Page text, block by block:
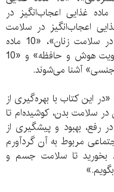
اعجاب‌انگیز در درمان بی‌خوابی»، «10 ماده غذایی اعجاب‌انگیز در
پوست»، «10 ماده غذایی اعجاب‌انگیز در سلامت
مردان»، «10 ماده غذایی اعجاب‌انگیز در سلامت زنان»، «10 ماده
غذایی اعجاب‌انگیز در سلامت مغز - تقویت هوش و حافظه» و «10
جنسی» آشنا می‌شوند.
این کتاب با بهره‌گیری از
سلامت بدن، کوشیده‌ام تا
رفع، بهبود و پیشگیری از
مربوط به آن گردآورم
بخورید تا سلامت جسم و